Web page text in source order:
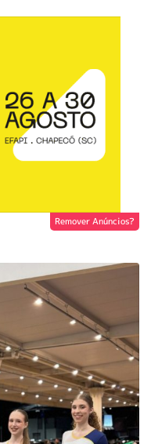
Remover Anúncios?